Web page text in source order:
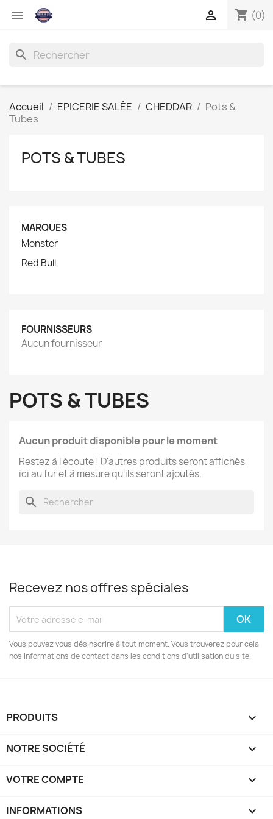
 shopping_cart (0)

search
Accueil EPICERIE SALÉE CHEDDAR
Pots &
Tubes
POTS & TUBES
MARQUES
Monster
Red Bull
FOURNISSEURS
Aucun fournisseur
POTS & TUBES
Aucun produit disponible pour le moment
Restez à l'écoute ! D'autres produits seront affichés
ici au fur et à mesure qu'ils seront ajoutés.
search
Recevez nos offres spéciales
Vous pouvez vous désinscrire à tout moment. Vous trouverez pour cela
nos informations de contact dans les conditions d'utilisation du site.
PRODUITS 
NOTRE SOCIÉTÉ 
VOTRE COMPTE 
INFORMATIONS keyboard_arrow_down